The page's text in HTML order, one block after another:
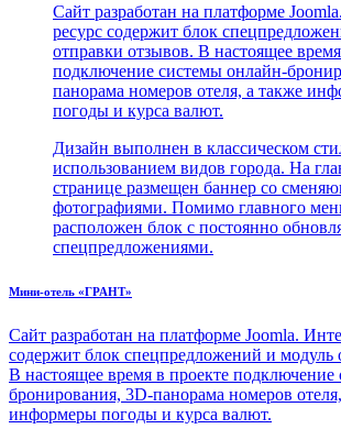
Сайт разработан на платформе
ресурс содержит блок
отправки отзывов. В настоящее
подключение системы онлайн-
панорама номеров отеля, а также
погоды и курса валют.
Дизайн выполнен в классическом
использованием видов города. На
странице размещен баннер со
фотографиями. Помимо главного
расположен блок с постоянно
спецпредложениями.
Мини-отель «ГРАНТ»
Сайт разработан на платформе Joomla.
содержит блок спецпредложений и модуль
В настоящее время в проекте
бронирования, 3D-панорама номеров
информеры погоды и курса валют.